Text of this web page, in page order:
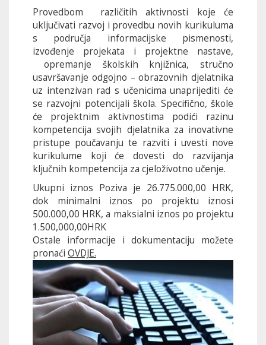
Provedbom različitih aktivnosti koje će
uključivati razvoj i provedbu novih kurikuluma
s područja informacijske pismenosti,
izvođenje projekata i projektne nastave,
opremanje školskih knjižnica, stručno
usavršavanje odgojno – obrazovnih djelatnika
uz intenzivan rad s učenicima unaprijediti će
se razvojni potencijali škola. Specifično, škole
će projektnim aktivnostima podići razinu
kompetencija svojih djelatnika za inovativne
pristupe poučavanju te razviti i uvesti nove
kurikulume koji će dovesti do razvijanja
ključnih kompetencija za cjeloživotno učenje.
Ukupni iznos Poziva je 26.775.000,00 HRK,
dok minimalni iznos po projektu iznosi
500.000,00 HRK, a maksialni iznos po projektu
1.500,000,00HRK
Ostale informacije i dokumentaciju možete
pronaći OVDJE.